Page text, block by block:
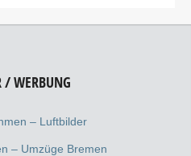
/ WERBUNG
– Luftbilder
– Umzüge Bremen